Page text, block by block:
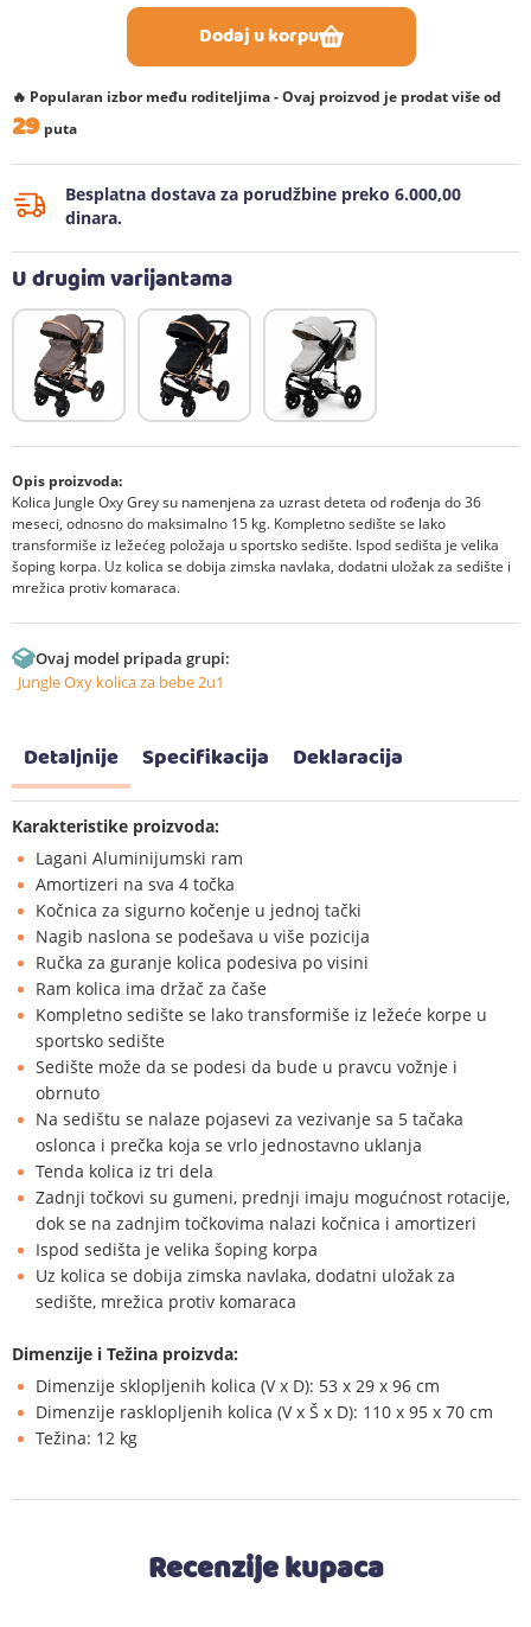
Dodaj u korpu
🔥 Popularan izbor među roditeljima - Ovaj proizvod je prodat više od
29 puta
Besplatna dostava za porudžbine preko 6.000,00
dinara.
U drugim varijantama
Opis proizvoda:
Kolica Jungle Oxy Grey su namenjena za uzrast deteta od rođenja do 36
meseci, odnosno do maksimalno 15 kg. Kompletno sedište se lako
transformiše iz ležećeg položaja u sportsko sedište. Ispod sedišta je velika
šoping korpa. Uz kolica se dobija zimska navlaka, dodatni uložak za sedište i
mrežica protiv komaraca.
Ovaj model pripada grupi:
Jungle Oxy kolica za bebe 2u1
Detaljnije Specifikacija Deklaracija
Karakteristike proizvoda:
Lagani Aluminijumski ram
Amortizeri na sva 4 točka
Kočnica za sigurno kočenje u jednoj tački
Nagib naslona se podešava u više pozicija
Ručka za guranje kolica podesiva po visini
Ram kolica ima držač za čaše
Kompletno sedište se lako transformiše iz ležeće korpe u
sportsko sedište
Sedište može da se podesi da bude u pravcu vožnje i
obrnuto
Na sedištu se nalaze pojasevi za vezivanje sa 5 tačaka
oslonca i prečka koja se vrlo jednostavno uklanja
Tenda kolica iz tri dela
Zadnji točkovi su gumeni, prednji imaju mogućnost rotacije,
dok se na zadnjim točkovima nalazi kočnica i amortizeri
Ispod sedišta je velika šoping korpa
Uz kolica se dobija zimska navlaka, dodatni uložak za
sedište, mrežica protiv komaraca
Dimenzije i Težina proizvda:
Dimenzije sklopljenih kolica (V x D): 53 x 29 x 96 cm
Dimenzije rasklopljenih kolica (V x Š x D): 110 x 95 x 70 cm
Težina: 12 kg
Recenzije kupaca